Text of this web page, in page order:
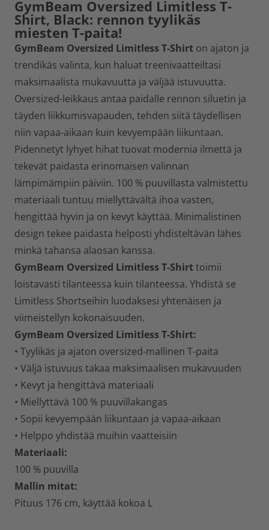
GymBeam Oversized Limitless T-
Shirt, Black: rennon tyylikäs
miesten T-paita!
GymBeam Oversized Limitless T-Shirt on ajaton ja
trendikäs valinta, kun haluat treenivaatteiltasi
maksimaalista mukavuutta ja väljää istuvuutta.
Oversized-leikkaus antaa paidalle rennon siluetin ja
täyden liikkumisvapauden, tehden siitä täydellisen
niin vapaa-aikaan kuin kevyempään liikuntaan.
Pidennetyt lyhyet hihat tuovat modernia ilmettä ja
tekevät paidasta erinomaisen valinnan
lämpimämpiin päiviin. 100 % puuvillasta valmistettu
materiaali tuntuu miellyttävältä ihoa vasten,
hengittää hyvin ja on kevyt käyttää. Minimalistinen
design tekee paidasta helposti yhdisteltävän lähes
minkä tahansa alaosan kanssa.
GymBeam Oversized Limitless T-Shirttoimii
loistavasti tilanteessa kuin tilanteessa. Yhdistä se
Limitless Shortseihin luodaksesi yhtenäisen ja
viimeistellyn kokonaisuuden.
GymBeam Oversized Limitless T-Shirt:
• Tyylikäs ja ajaton oversized-mallinen T-paita
• Väljä istuvuus takaa maksimaalisen mukavuuden
• Kevyt ja hengittävä materiaali
• Miellyttävä 100 % puuvillakangas
• Sopii kevyempään liikuntaan ja vapaa-aikaan
• Helppo yhdistää muihin vaatteisiin
Materiaali:
100 % puuvilla
Mallin mitat:
Pituus 176 cm, käyttää kokoa L